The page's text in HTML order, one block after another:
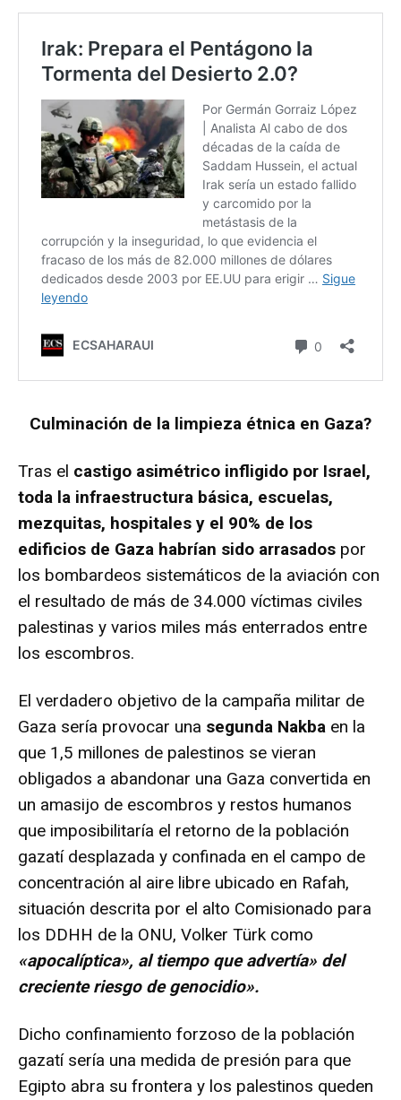
Culminación de la limpieza étnica en Gaza?
Tras el castigo asimétrico infligido por Israel,
toda la infraestructura básica, escuelas,
mezquitas, hospitales y el 90% de los
edificios de Gaza habrían sido arrasados por
los bombardeos sistemáticos de la aviación con
el resultado de más de 34.000 víctimas civiles
palestinas y varios miles más enterrados entre
los escombros.
El verdadero objetivo de la campaña militar de
Gaza sería provocar una segunda Nakba en la
que 1,5 millones de palestinos se vieran
obligados a abandonar una Gaza convertida en
un amasijo de escombros y restos humanos
que imposibilitaría el retorno de la población
gazatí desplazada y confinada en el campo de
concentración al aire libre ubicado en Rafah,
situación descrita por el alto Comisionado para
los DDHH de la ONU, Volker Türk como
«apocalíptica», al tiempo que advertía» del
creciente riesgo de genocidio».
Dicho confinamiento forzoso de la población
gazatí sería una medida de presión para que
Egipto abra su frontera y los palestinos queden